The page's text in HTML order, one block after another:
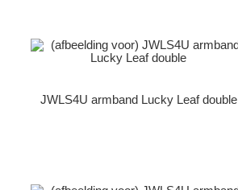
JWLS4U armband Lucky Leaf double